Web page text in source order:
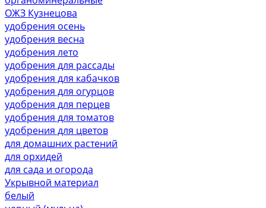
ОЖЗ Кузнецова
удобрения осень
удобрения весна
удобрения лето
удобрения для рассады
удобрения для кабачков
удобрения для огурцов
удобрения для перцев
удобрения для томатов
удобрения для цветов
для домашних растений
для орхидей
для сада и огорода
Укрывной материал
белый